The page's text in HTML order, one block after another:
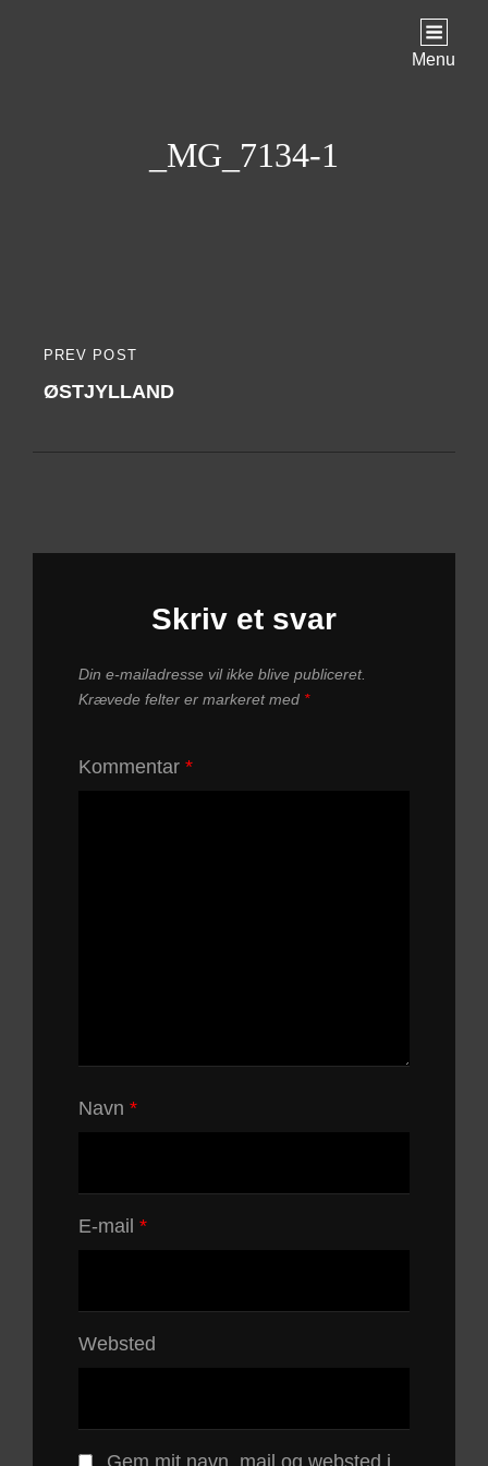
Menu
_MG_7134-1
Indlægsnavigation
PREVIOUS
POST
PREV POST
ØSTJYLLAND
Skriv et svar
Din e-mailadresse vil ikke blive publiceret.
Krævede felter er markeret med *
Kommentar *
Navn *
E-mail *
Websted